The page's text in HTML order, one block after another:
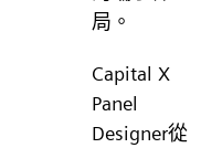
局。
Capital X
Panel
Designer從